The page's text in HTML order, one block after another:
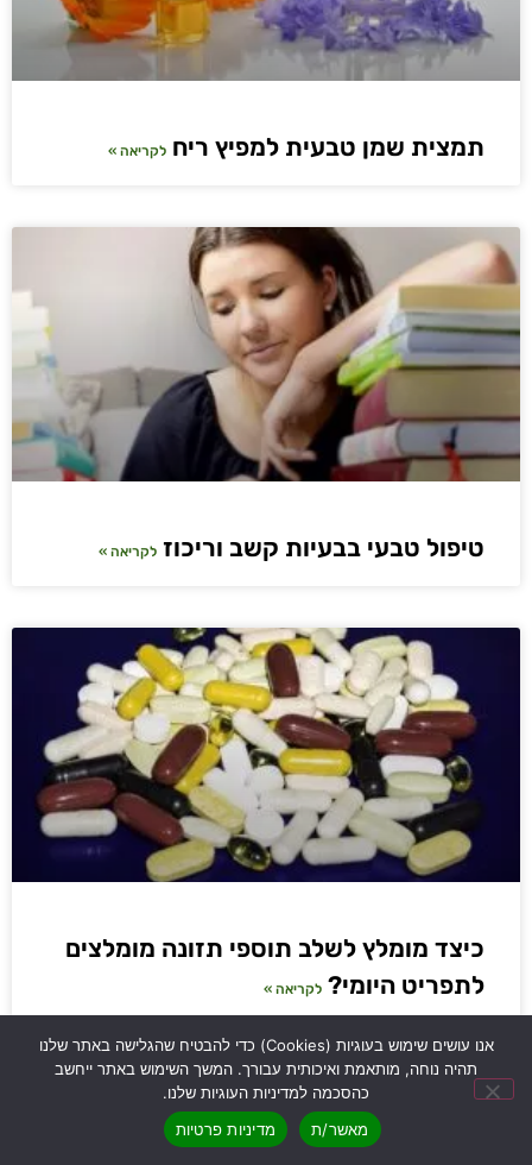
תמצית שמן טבעית למפיץ ריח לקריאה »
טיפול טבעי בבעיות קשב וריכוז לקריאה »
כיצד מומלץ לשלב תוספי תזונה מומלצים
לתפריט היומי? לקריאה »
אנו עושים שימוש בעוגיות (Cookies) כדי להבטיח שהגלישה באתר שלנו
תהיה נוחה, מותאמת ואיכותית עבורך. המשך השימוש באתר ייחשב
כהסכמה למדיניות העוגיות שלנו.
מאשר/ת
מדיניות פרטיות